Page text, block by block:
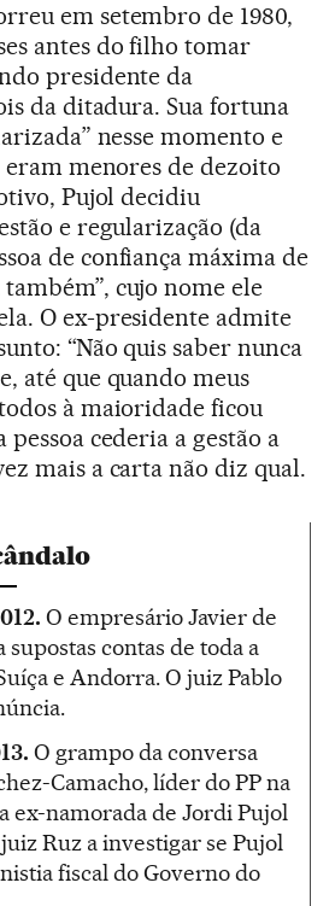
em setembro de 1980,
antes do filho tomar
presidente da
da ditadura. Sua fortuna
nesse momento e
menores de dezoito
Pujol decidiu
e regularização (da
de confiança máxima de
cujo nome ele
O ex-presidente admite
“Não quis saber nunca
até que quando meus
à maioridade ficou
pessoa cederia a gestão a
mais a carta não diz qual.
O empresário Javier de
supostas contas de toda a
e Andorra. O juiz Pablo
O grampo da conversa
Camacho, líder do PP na
ex-namorada de Jordi Pujol
Ruz a investigar se Pujol
fiscal do Governo do